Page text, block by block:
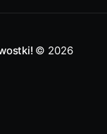
© 2026